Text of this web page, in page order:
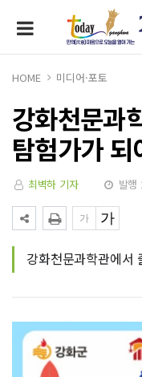
HOME 미디어·포토
강화천문과
탐험가가 되
최벽하 기자 발행
강화천문과학관에서